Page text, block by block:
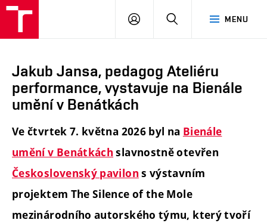
MENU
PŘIHLÁSIT
Jakub Jansa, pedagog Ateliéru
performance, vystavuje na Bienále
umění v Benátkách
Ve čtvrtek 7. května 2026 byl na Bienále
umění v Benátkách slavnostně otevřen
Československý pavilon s výstavním
projektem The Silence of the Mole
mezinárodního autorského týmu, který tvoří